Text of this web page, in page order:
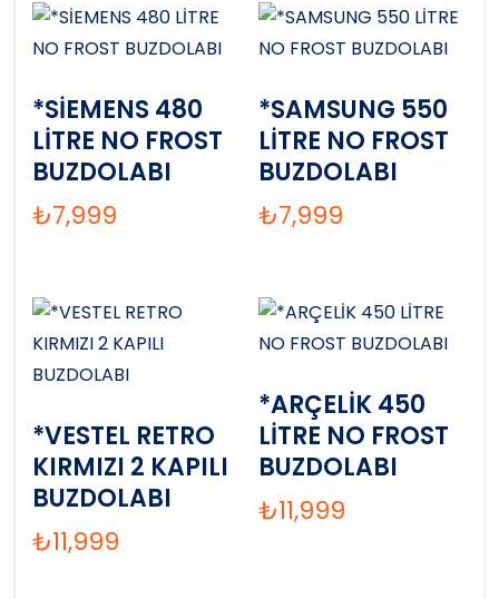
*SİEMENS 480
LİTRE NO FROST
BUZDOLABI
₺7,999
*SAMSUNG 550
LİTRE NO FROST
BUZDOLABI
₺7,999
*VESTEL RETRO
KIRMIZI 2 KAPILI
BUZDOLABI
₺11,999
*ARÇELİK 450
LİTRE NO FROST
BUZDOLABI
₺11,999